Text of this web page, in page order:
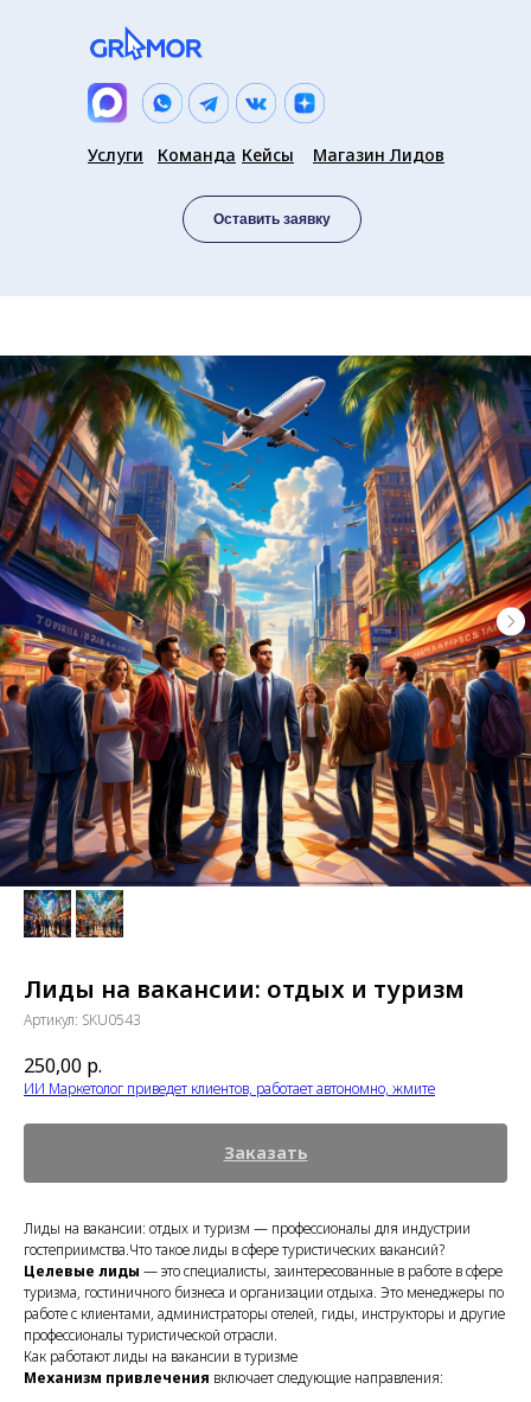
Оставить заявку
Услуги Кейсы Магазин Лидов
Команда
Лиды на вакансии: отдых и туризм
Артикул: SKU0543
250,00 р.
ИИ Маркетолог приведет клиентов, работает автономно, жмите
Заказать
Лиды на вакансии: отдых и туризм — профессионалы для индустрии
гостеприимства.Что такое лиды в сфере туристических вакансий?
Целевые лиды — это специалисты, заинтересованные в работе в сфере
туризма, гостиничного бизнеса и организации отдыха. Это менеджеры по
работе с клиентами, администраторы отелей, гиды, инструкторы и другие
профессионалы туристической отрасли.
Как работают лиды на вакансии в туризме
Механизм привлечения включает следующие направления: